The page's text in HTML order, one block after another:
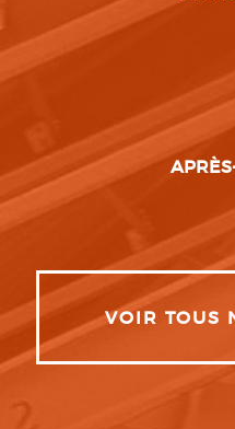
VOIR TOUS